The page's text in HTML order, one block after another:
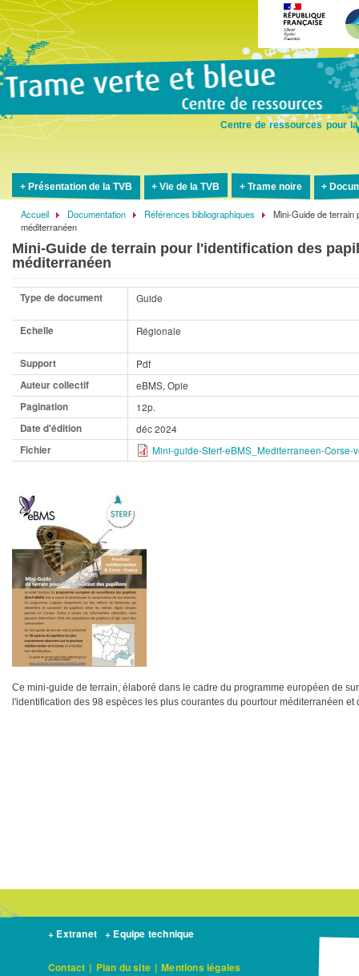
Centre de ressources pour
Présentation de la TVB Vie de la TVB Trame noire
Fil
d'Ariane
Accueil Documentation Références bibliographiques
Mini-Guide de terrain
méditerranéen
Mini-Guide de terrain pour l'identification des
méditerranéen
Type de document Guide
Echelle Régionale
Support
Pdf
Auteur collectif
eBMS, Opie
Pagination
12p.
Date d'édition
déc 2024
Fichier
Mini-guide-Sterf-eBMS_Mediterraneen-Corse-
Ce mini-guide de terrain, élaboré dans le cadre du programme européen de
l'identification des 98 espèces les plus courantes du pourtour méditerranéen et
+ Extranet + Equipe technique
Contact | Plan du site | Mentions légales